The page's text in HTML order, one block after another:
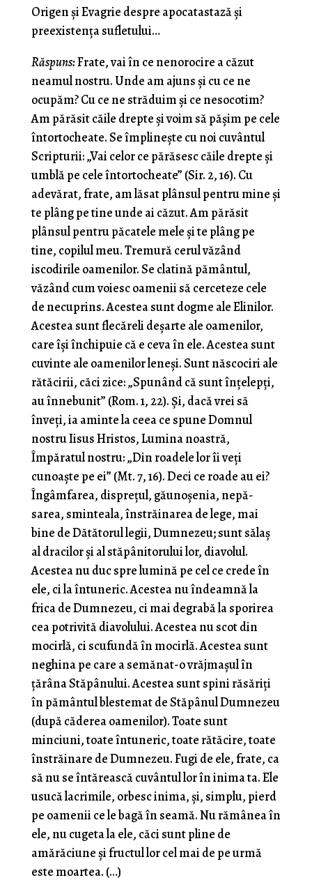
Origen și Evagrie despre apocatastază și
preexistența sufletului…
Răspuns:Frate, vai în ce nenorocire a căzut
neamul nostru. Unde am ajuns şi cu ce ne
ocupăm? Cu ce ne străduim şi ce nesocotim?
Am părăsit căile drepte şi voim să păşim pe cele
întortocheate. Se împlineşte cu noi cuvântul
Scripturii: „Vai celor ce părăsesc căile drepte şi
umblă pe cele întortocheate” (Sir. 2, 16). Cu
adevărat, frate, am lăsat plânsul pentru mine şi
te plâng pe tine unde ai căzut. Am părăsit
plânsul pentru păcatele mele şi te plâng pe
tine, copilul meu. Tremură cerul văzând
iscodirile oamenilor. Se clatină pământul,
văzând cum voiesc oamenii să cerceteze cele
de necuprins. Acestea sunt dogme ale Elinilor.
Acestea sunt flecăreli deşarte ale oamenilor,
care îşi închipuie că e ceva în ele. Acestea sunt
cuvinte ale oamenilor leneşi. Sunt născociri ale
rătăcirii, căci zice: „Spunând că sunt înţelepţi,
au înnebunit” (Rom. 1, 22). Şi, dacă vrei să
înveţi, ia aminte la ceea ce spune Domnul
nostru Iisus Hristos, Lumina noastră,
Împăratul nostru: „Din roadele lor îi veţi
cunoaşte pe ei” (Mt. 7, 16). Deci ce roade au ei?
Îngâmfarea, dispreţul, găunoşenia, nepă­
sarea, sminteala, înstrăinarea de lege, mai
bine de Dătă­torul legii, Dumnezeu; sunt sălaş
al dracilor şi al stăpânitorului lor, diavolul.
Acestea nu duc spre lumină pe cel ce crede în
ele, ci la întuneric. Acestea nu îndeamnă la
frica de Dumnezeu, ci mai degrabă la sporirea
cea potrivită diavolului. Acestea nu scot din
mocirlă, ci scu­fundă în mocirlă. Acestea sunt
neghina pe care a semănat-o vrăjmaşul în
ţărâna Stăpânului. Acestea sunt spini răsăriţi
în pământul blestemat de Stăpânul Dumnezeu
(după căderea oamenilor). Toate sunt
minciuni, toate întuneric, toate rătăcire, toate
înstrăinare de Dumnezeu. Fugi de ele, frate, ca
să nu se întărească cuvântul lor în inima ta. Ele
usucă lacrimile, orbesc inima, şi, simplu, pierd
pe oamenii ce le bagă în seamă. Nu rămânea în
ele, nu cugeta la ele, căci sunt pline de
amărăciune şi fructul lor cel mai de pe urmă
este moartea. (…)